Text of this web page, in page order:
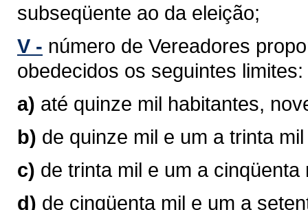
subseqüente ao da eleição;
V - número de Vereadores
obedecidos os seguintes limites:
a) até quinze mil habitantes,
b) de quinze mil e um a trinta
c) de trinta mil e um a
d) de cinqüenta mil e um a